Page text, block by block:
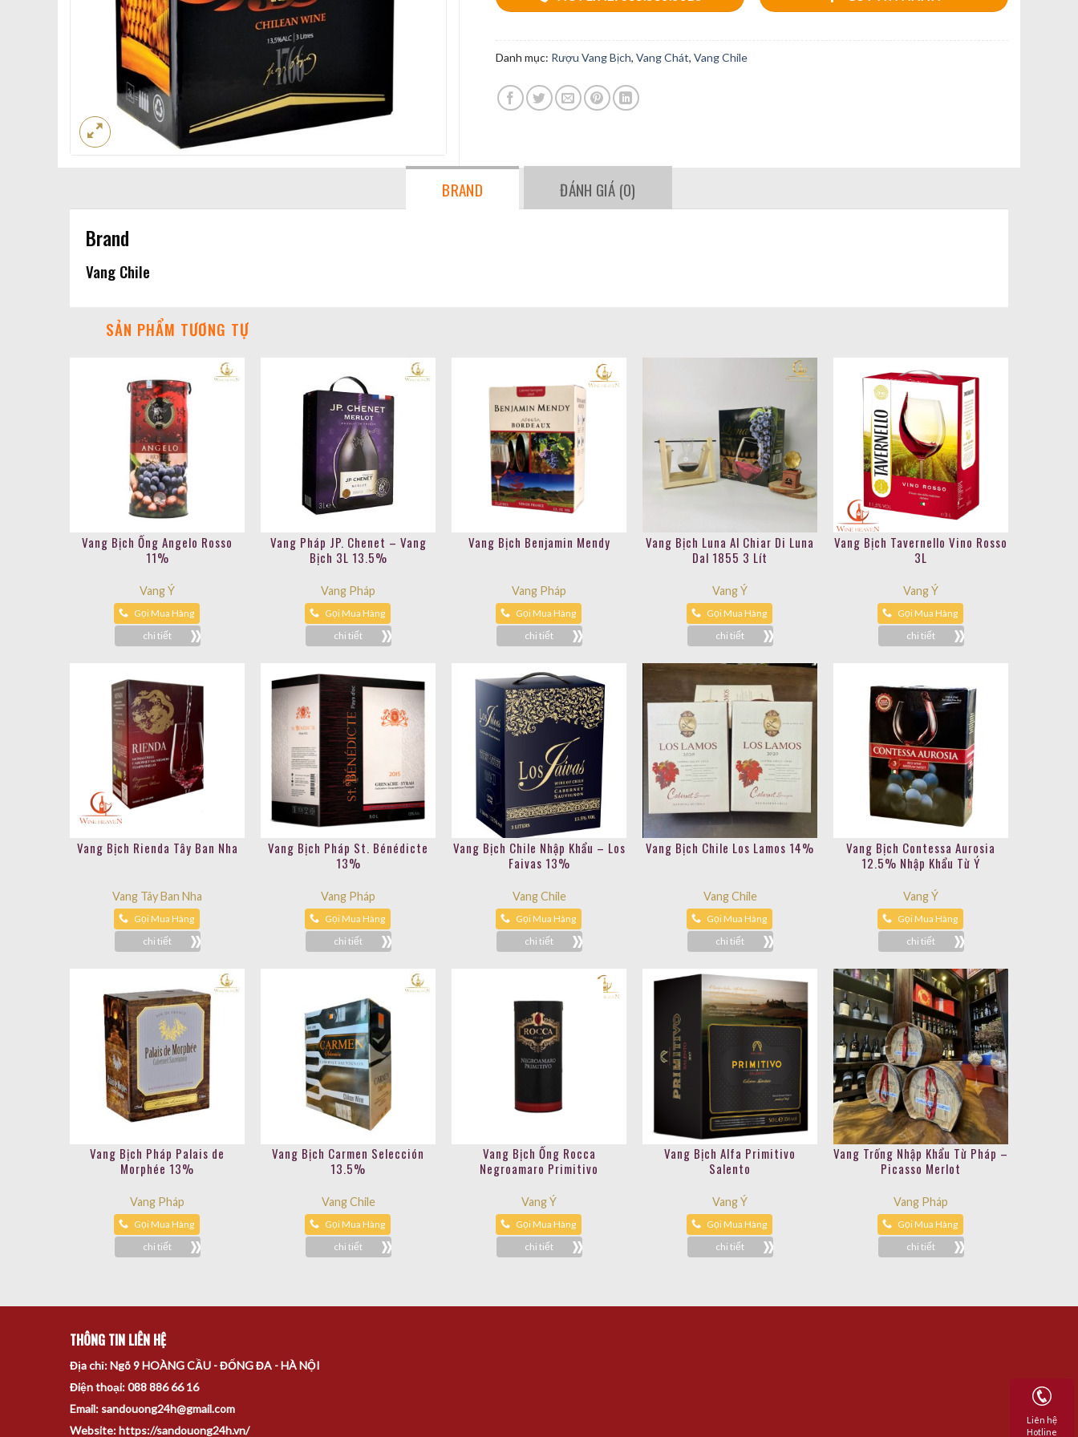
Danh mục: Rượu Vang Bịch, Vang Chát, Vang Chile
BRAND ĐÁNH GIÁ (0)
Brand
Vang Chile
SẢN PHẨM TƯƠNG TỰ
Vang Bịch Ống Angelo Rosso
11%
Vang Ý
Gọi Mua Hàng
chi tiết
Vang Pháp JP. Chenet – Vang
Bịch 3L 13.5%
Vang Pháp
Gọi Mua Hàng
chi tiết
Vang Bịch Benjamin Mendy
Vang Pháp
Gọi Mua Hàng
chi tiết
Vang Bịch Luna Al Chiar Di Luna
Dal 1855 3 Lít
Vang Ý
Gọi Mua Hàng
chi tiết
Vang Bịch Tavernello Vino Rosso
3L
Vang Ý
Gọi Mua Hàng
chi tiết
Vang Bịch Rienda Tây Ban Nha
Vang Tây Ban Nha
Gọi Mua Hàng
chi tiết
Vang Bịch Pháp St. Bénédicte
13%
Vang Pháp
Gọi Mua Hàng
chi tiết
Vang Bịch Chile Nhập Khẩu – Los
Faivas 13%
Vang Chile
Gọi Mua Hàng
chi tiết
Vang Bịch Chile Los Lamos 14%
Vang Chile
Gọi Mua Hàng
chi tiết
Vang Bịch Contessa Aurosia
12.5% Nhập Khẩu Từ Ý
Vang Ý
Gọi Mua Hàng
chi tiết
Vang Bịch Pháp Palais de
Morphée 13%
Vang Pháp
Gọi Mua Hàng
chi tiết
Vang Bịch Carmen Selección
13.5%
Vang Chile
Gọi Mua Hàng
chi tiết
Vang Bịch Ống Rocca
Negroamaro Primitivo
Vang Ý
Gọi Mua Hàng
chi tiết
Vang Bịch Alfa Primitivo
Salento
Vang Ý
Gọi Mua Hàng
chi tiết
Vang Trống Nhập Khẩu Từ Pháp –
Picasso Merlot
Vang Pháp
Gọi Mua Hàng
chi tiết
THÔNG TIN LIÊN HỆ
Địa chỉ: Ngõ 9 HOÀNG CẦU - ĐỐNG ĐA - HÀ NỘI
Điện thoại: 088 886 66 16
Email: sandouong24h@gmail.com
Website: https://sandouong24h.vn/
Liên hệ
Hotline